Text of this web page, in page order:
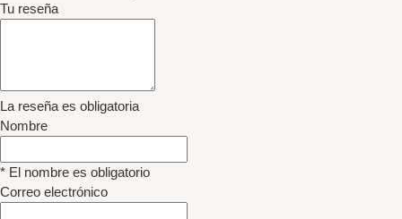
Tu reseña
La reseña es obligatoria
Nombre
* El nombre es obligatorio
Correo electrónico